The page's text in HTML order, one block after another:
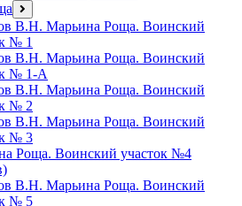
открыть
меню
В.Н. Марьина Роща. Воинский
№ 1
В.Н. Марьина Роща. Воинский
№ 1-А
В.Н. Марьина Роща. Воинский
№ 2
В.Н. Марьина Роща. Воинский
№ 3
Роща. Воинский участок №4
В.Н. Марьина Роща. Воинский
№ 5